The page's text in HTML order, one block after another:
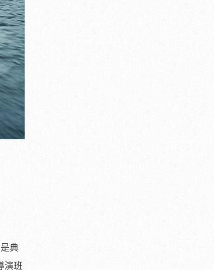
典
演班